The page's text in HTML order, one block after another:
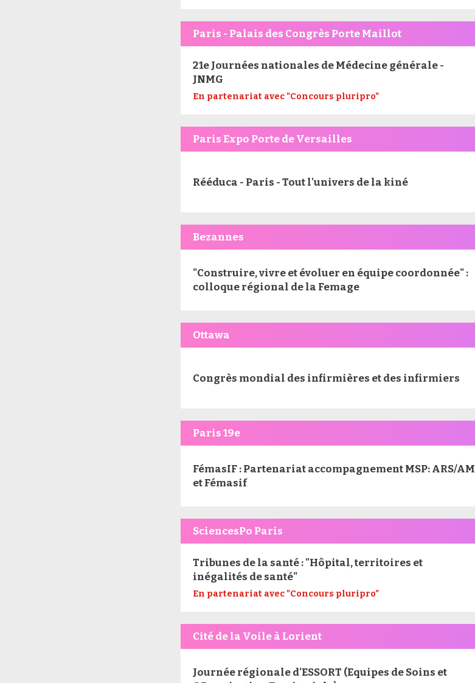
Paris - Palais des Congrès Porte Maillot
21e Journées nationales de Médecine générale -
JNMG
En partenariat avec "Concours pluripro"
Paris Expo Porte de Versailles
Rééduca - Paris - Tout l'univers de la kiné
Bezannes
"Construire, vivre et évoluer en équipe coordonnée" :
colloque régional de la Femage
Ottawa
Congrès mondial des infirmières et des infirmiers
Paris 19e
FémasIF : Partenariat accompagnement MSP: ARS/AM
et Fémasif
SciencesPo Paris
Tribunes de la santé : "Hôpital, territoires et
inégalités de santé"
En partenariat avec "Concours pluripro"
Cité de la Voile à Lorient
Journée régionale d'ESSORT (Equipes de Soins et